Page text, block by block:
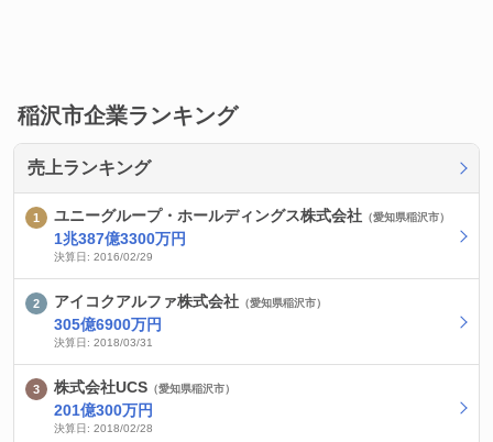
稲沢市企業ランキング
売上ランキング
ユニーグループ・ホールディングス株式会社 （愛知県稲沢市）
1兆387億3300万円
決算日: 2016/02/29
アイコクアルファ株式会社 （愛知県稲沢市）
305億6900万円
決算日: 2018/03/31
株式会社UCS （愛知県稲沢市）
201億300万円
決算日: 2018/02/28